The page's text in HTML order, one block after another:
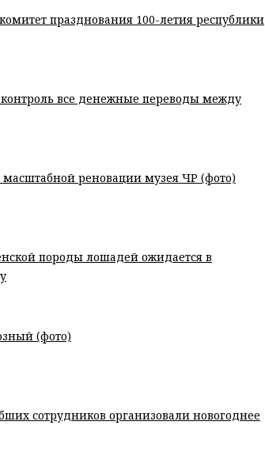
празднования 100-летия республики
все денежные переводы между
масштабной реновации музея ЧР (фото)
породы лошадей ожидается в
(фото)
сотрудников организовали новогоднее